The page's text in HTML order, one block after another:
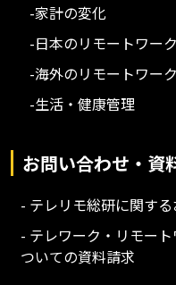
-家計の変化
-日本のリモートワー
-海外のリモートワー
-生活・健康管理
お問い合わせ・資
- テレリモ総研に関す
- テレワーク・リモー
ついての資料請求